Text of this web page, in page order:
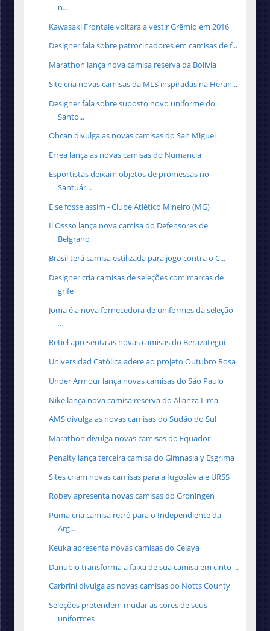
n...
Kawasaki Frontale voltará a vestir Grêmio em 2016
Designer fala sobre patrocinadores em camisas de f...
Marathon lança nova camisa reserva da Bolívia
Site cria novas camisas da MLS inspiradas na Heran...
Designer fala sobre suposto novo uniforme do
Santo...
Ohcan divulga as novas camisas do San Miguel
Errea lança as novas camisas do Numancia
Esportistas deixam objetos de promessas no
Santuár...
E se fosse assim - Clube Atlético Mineiro (MG)
Il Ossso lança nova camisa do Defensores de
Belgrano
Brasil terá camisa estilizada para jogo contra o C...
Designer cria camisas de seleções com marcas de
grife
Joma é a nova fornecedora de uniformes da seleção
...
Retiel apresenta as novas camisas do Berazategui
Universidad Católica adere ao projeto Outubro Rosa
Under Armour lança novas camisas do São Paulo
Nike lança nova camisa reserva do Alianza Lima
AMS divulga as novas camisas do Sudão do Sul
Marathon divulga novas camisas do Equador
Penalty lança terceira camisa do Gimnasia y Esgrima
Sites criam novas camisas para a Iugoslávia e URSS
Robey apresenta novas camisas do Groningen
Puma cria camisa retrô para o Independiente da
Arg...
Keuka apresenta novas camisas do Celaya
Danubio transforma a faixa de sua camisa em cinto ...
Carbrini divulga as novas camisas do Notts County
Seleções pretendem mudar as cores de seus
uniformes